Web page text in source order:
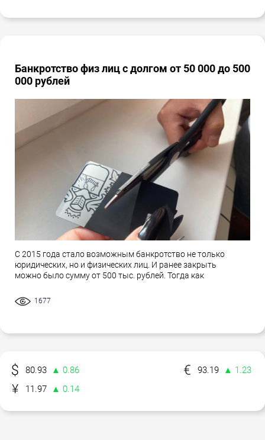
Банкротство физ лиц с долгом от 50 000 до 500
000 рублей
С 2015 года стало возможным банкротство не только
юридических, но и физических лиц. И ранее закрыть
можно было сумму от 500 тыс. рублей. Тогда как
1677
80.93 ▲ 0.86 93.19
▲ 1.23
11.97
▲ 0.14